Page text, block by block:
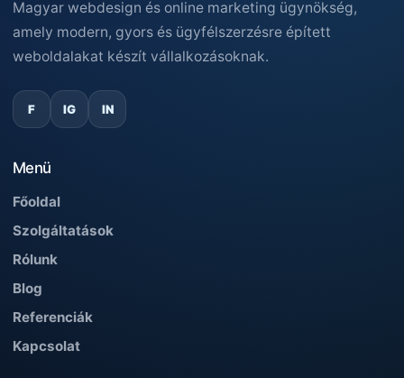
Magyar webdesign és online marketing ügynökség,
amely modern, gyors és ügyfélszerzésre épített
weboldalakat készít vállalkozásoknak.
F IG IN
Menü
Főoldal
Szolgáltatások
Rólunk
Blog
Referenciák
Kapcsolat